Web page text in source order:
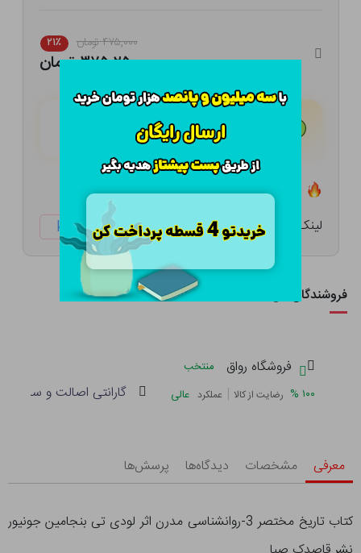
۴۷۵,۰۰۰ تومان ۲۱٪
۳۷۵,۲۵۰ تومان
هـر قسط با تــرب‌پــی:
لینک کوتاه: ketabtala.com/sbp-47906
فروشندگان این کالا
فروشگاه رواق
منتخب
۱۰۰ % رضایت از کالا | عملکرد عالی گارانتی اصالت و سلامت
معرفی مشخصات دیدگاه‌ها پرسش‌ها
کتاب تاریخ مختصر 3-روانشناسی مدرن اثر لودی تی بنجامین جونیور